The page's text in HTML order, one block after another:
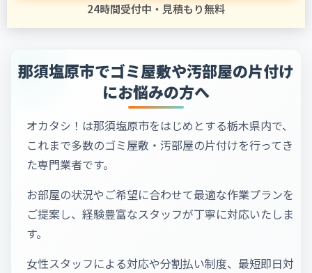
24時間受付中・見積もり無料
那須塩原市でゴミ屋敷や汚部屋の片付け
にお悩みの方へ
オカタシ！は那須塩原市をはじめとする栃木県内で、
これまで多数のゴミ屋敷・汚部屋の片付けを行ってき
た専門業者です。
お部屋の状況やご希望に合わせて最適な作業プランを
ご提案し、経験豊富なスタッフが丁寧に対応いたしま
す。
女性スタッフによる対応や分割払い制度、最短即日対